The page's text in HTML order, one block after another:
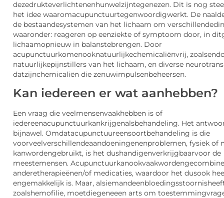
dezedrukteverlichtenenhunwelzijntegenezen. Dit is nog
het idee waaromacupunctuurtegenwoordigwerkt. De
de bestaandesystemen van het lichaam om verschillende
waaronder: reageren op eenziekte of symptoom door, in dit
lichaamopnieuw in balanstebrengen. Door
acupunctuurkomenooknatuurlijkechemicaliënvrij, zoals
natuurlijkepijnstillers van het lichaam, en diverse
datzijnchemicaliën die zenuwimpulsenbeheersen.
Kan iedereen er wat aanhebben?
Een vraag die veelmensenvaakhebben is of
iedereenacupunctuurkankrijgenalsbehandeling. Het
bijnawel. Omdatacupunctuureensoortbehandeling is die
voorveelverschillendeaandoeningenenproblemen, fysiek of
kanwordengebruikt, is het dushandigenverkrijgbaarvoor de
meestemensen. Acupunctuurkanookvaakworden
anderetherapieënen/of medicaties, waardoor het dusook
engemakkelijk is. Maar, alsiemandeenbloedingsstoornis
zoalshemofilie, moetdiegeneeen arts om toestemming